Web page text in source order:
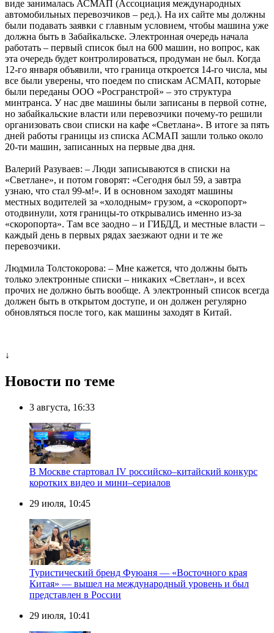
виде занималась АСМАП (Ассоциация международных
автомобильных перевозчиков – ред.). На их сайте мы должны
были подавать заявки с главным условием, чтобы машина уже
должна быть в Забайкальске. Электронная очередь начала
работать – первый список был на 600 машин, но вопрос, как
эта очередь будет контролироваться, продуман не был. Когда
12-го января объявили, что граница откроется 14-го числа, мы
все были уверены, что поедем по спискам АСМАП, которые
были переданы ООО «Росгранстрой» – это структура
минтранса. У нас две машины были записаны в первой сотне,
но забайкальские власти или перевозчики почему-то решили
организовать свои списки на кафе «Светлана». В итоге за пять
дней работы границы из списка АСМАП зашли только около
20-ти машин, записанных на первые два дня.
Валерий Разуваев: – Люди записываются в списки на
«Светлане», и потом говорят: «Сегодня был 59, а завтра
узнаю, что стал 99-м!». И в основном заходят машины
местных водителей за «холодным» грузом, а «скоропорт»
отодвинули, хотя границы-то открывались именно из-за
«скоропорта». Там все заодно – и ГИБДД, и местные власти –
каждый день в первых рядах заезжают одни и те же
перевозчики.
Людмила Толстокорова: – Мне кажется, что должны быть
только электронные списки – никаких «Светлан», и всех
прочих не должно быть вообще. А электронный список всегда
должен быть в открытом доступе, и он должен регулярно
обновляться после того, как машины заходят в Китай.
↓
Новости по теме
3 августа, 16:33
В Москве стартовал IV российско–китайский конкурс
коротких видео и мини–сериалов
29 июля, 10:45
Туристический бренд Фуюаня — «Восточного края
Китая» — вышел на международный уровень и был
представлен в России
29 июля, 10:41